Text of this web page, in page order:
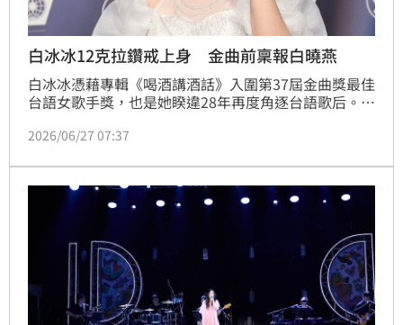
白冰冰12克拉鑽戒上身 金曲前稟報白曉燕
白冰冰憑藉專輯《喝酒講酒話》入圍第37屆金曲獎最佳
台語女歌手獎，也是她睽違28年再度角逐台語歌后。先
言努力減肥10天，卻只減少0.05公斤，改口表示服裝會
造型吸引全場目光。
2026/06/27 07:37